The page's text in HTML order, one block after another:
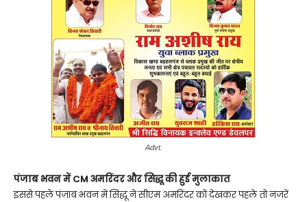
Advt.
पंजाब भवन में CM अमरिंदर और सिद्धू की हुई मुलाकात
इससे पहले पंजाब भवन में सिद्धू ने सीएम अमरिंदर को देखकर पहले तो नजरें